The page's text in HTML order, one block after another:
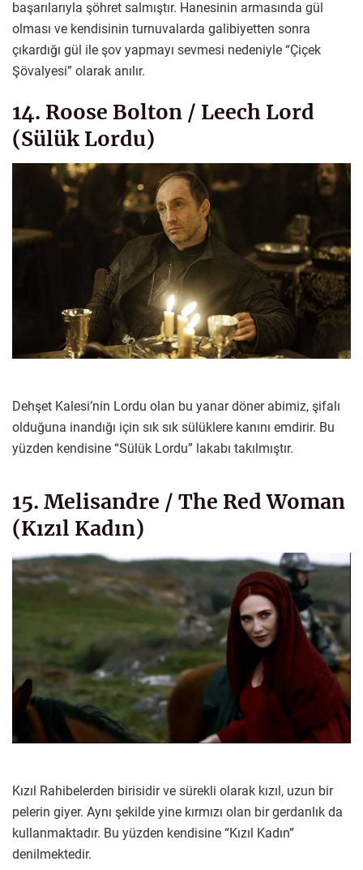
başarılarıyla şöhret salmıştır. Hanesinin armasında gül
olması ve kendisinin turnuvalarda galibiyetten sonra
çıkardığı gül ile şov yapmayı sevmesi nedeniyle “Çiçek
Şövalyesi” olarak anılır.
14. Roose Bolton / Leech Lord
(Sülük Lordu)
Dehşet Kalesi’nin Lordu olan bu yanar döner abimiz, şifalı
olduğuna inandığı için sık sık sülüklere kanını emdirir. Bu
yüzden kendisine “Sülük Lordu” lakabı takılmıştır.
15. Melisandre / The Red Woman
(Kızıl Kadın)
Kızıl Rahibelerden birisidir ve sürekli olarak kızıl, uzun bir
pelerin giyer. Aynı şekilde yine kırmızı olan bir gerdanlık da
kullanmaktadır. Bu yüzden kendisine “Kızıl Kadın”
denilmektedir.